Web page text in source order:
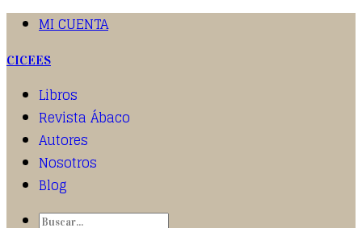
MI CUENTA
CICEES
Libros
Revista Ábaco
Autores
Nosotros
Blog